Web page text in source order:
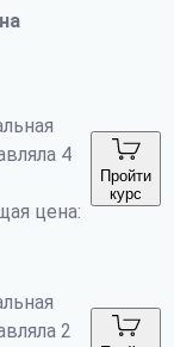
4
цена:
Пройти
курс
2